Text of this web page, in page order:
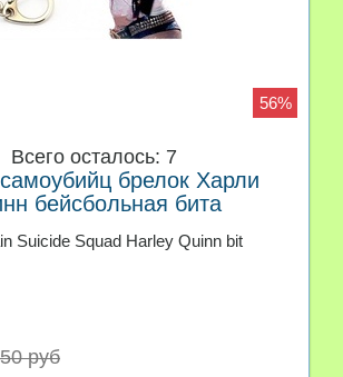
56%
Всего осталось: 7
брелок Харли
бейсбольная бита
Suicide Squad Harley Quinn bit
руб